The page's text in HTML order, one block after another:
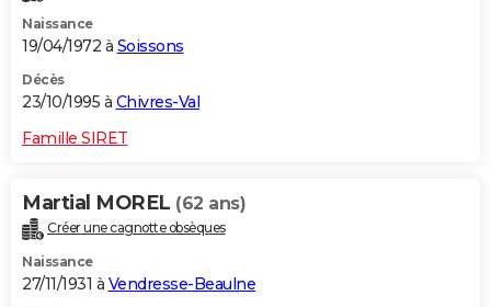
Naissance
19/04/1972 à Soissons
Décès
23/10/1995 à Chivres-Val
Famille SIRET
Martial MOREL (62 ans)
Créer une cagnotte obsèques
Naissance
27/11/1931 à Vendresse-Beaulne